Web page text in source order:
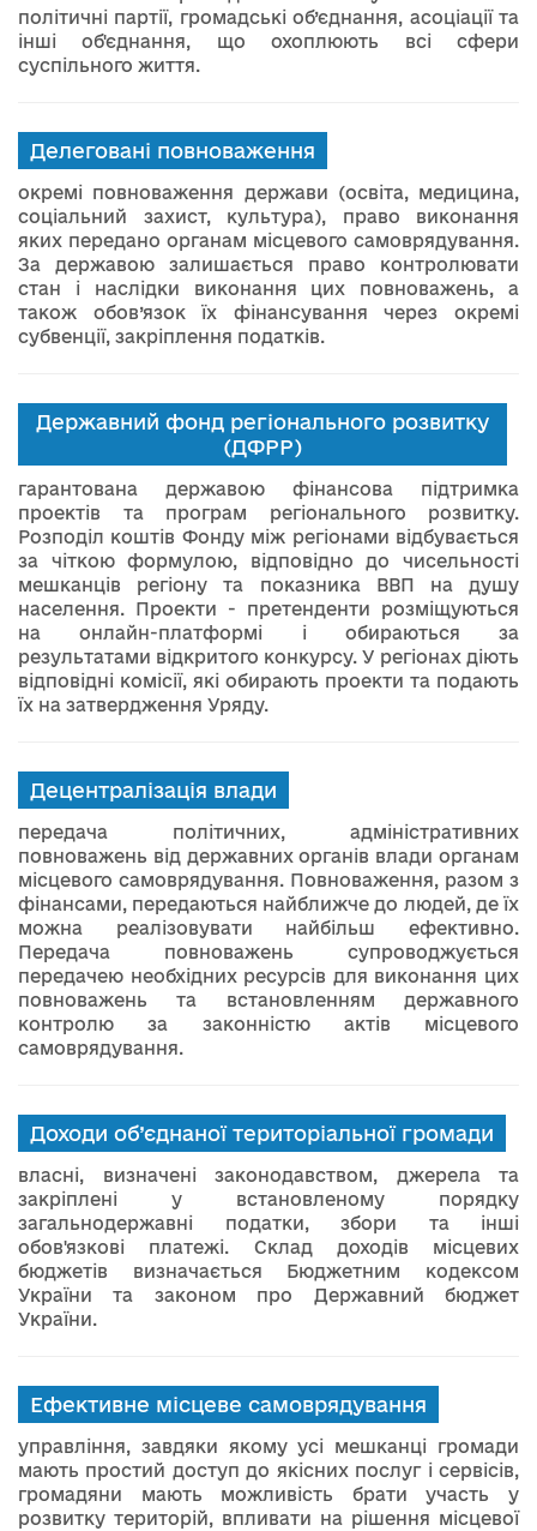
політичні партії, громадські об’єднання, асоціації та
інші об'єднання, що охоплюють всі сфери
суспільного життя.
Делеговані повноваження
окремі повноваження держави (освіта, медицина,
соціальний захист, культура), право виконання
яких передано органам місцевого самоврядування.
За державою залишається право контролювати
стан і наслідки виконання цих повноважень, а
також обов’язок їх фінансування через окремі
субвенції, закріплення податків.
Державний фонд регіонального розвитку
(ДФРР)
гарантована державою фінансова підтримка
проектів та програм регіонального розвитку.
Розподіл коштів Фонду між регіонами відбувається
за чіткою формулою, відповідно до чисельності
мешканців регіону та показника ВВП на душу
населення. Проекти - претенденти розміщуються
на онлайн-платформі і обираються за
результатами відкритого конкурсу. У регіонах діють
відповідні комісії, які обирають проекти та подають
їх на затвердження Уряду.
Децентралізація влади
передача політичних, адміністративних
повноважень від державних органів влади органам
місцевого самоврядування. Повноваження, разом з
фінансами, передаються найближче до людей, де їх
можна реалізовувати найбільш ефективно.
Передача повноважень супроводжується
передачею необхідних ресурсів для виконання цих
повноважень та встановленням державного
контролю за законністю актів місцевого
самоврядування.
Доходи об’єднаної територіальної громади
власні, визначені законодавством, джерела та
закріплені у встановленому порядку
загальнодержавні податки, збори та інші
обов'язкові платежі. Склад доходів місцевих
бюджетів визначається Бюджетним кодексом
України та законом про Державний бюджет
України.
Ефективне місцеве самоврядування
управління, завдяки якому усі мешканці громади
мають простий доступ до якісних послуг і сервісів,
громадяни мають можливість брати участь у
розвитку територій, впливати на рішення місцевої